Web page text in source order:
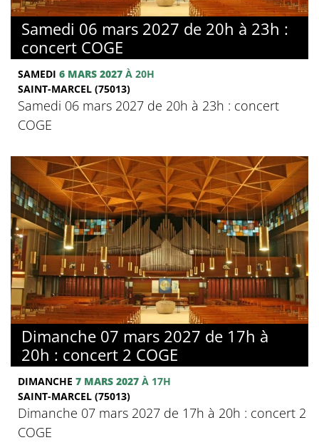
Samedi 06 mars 2027 de 20h à 23h :
concert COGE
SAMEDI 6 MARS 2027 À 20H
SAINT-MARCEL (75013)
Samedi 06 mars 2027 de 20h à 23h : concert
COGE
Dimanche 07 mars 2027 de 17h à
20h : concert 2 COGE
DIMANCHE 7 MARS 2027 À 17H
SAINT-MARCEL (75013)
Dimanche 07 mars 2027 de 17h à 20h : concert 2
COGE